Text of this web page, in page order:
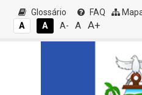
Glossário FAQ
A
A A- A A+